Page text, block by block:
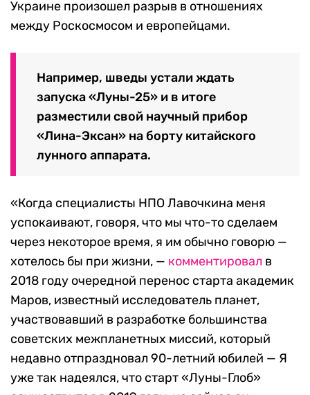
Украине произошел разрыв в отношениях
между Роскосмосом и европейцами.
Например, шведы устали ждать
запуска «Луны-25» и в итоге
разместили свой научный прибор
«Лина-Эксан» на борту китайского
лунного аппарата.
«Когда специалисты НПО Лавочкина меня
успокаивают, говоря, что мы что-то сделаем
через некоторое время, я им обычно говорю —
хотелось бы при жизни, — комментировал в
2018 году очередной перенос старта академик
Маров, известный исследователь планет,
участвовавший в разработке большинства
советских межпланетных миссий, который
недавно отпраздновал 90-летний юбилей — Я
уже так надеялся, что старт «Луны-Глоб»